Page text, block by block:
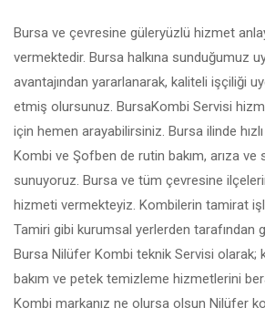
Bursa ve çevresine güleryüzlü hizmet
vermektedir. Bursa halkına sunduğumuz
avantajından yararlanarak, kaliteli işçiliği
etmiş olursunuz. BursaKombi Servisi
için hemen arayabilirsiniz. Bursa ilinde
Kombi ve Şofben de rutin bakım, arıza ve
sunuyoruz. Bursa ve tüm çevresine
hizmeti vermekteyiz. Kombilerin tamirat
Tamiri gibi kurumsal yerlerden tarafından
Bursa Nilüfer Kombi teknik Servisi olarak;
bakım ve petek temizleme hizmetlerini
Kombi markanız ne olursa olsun Nilüfer